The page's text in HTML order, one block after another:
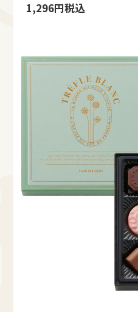
1,296円税込